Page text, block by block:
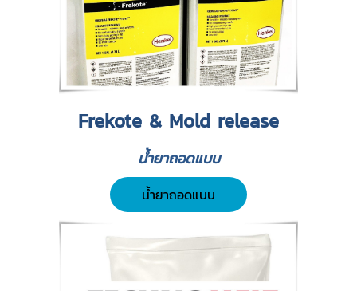
Frekote & Mold release
น้ำยาถอดแบบ
น้ำยาถอดแบบ